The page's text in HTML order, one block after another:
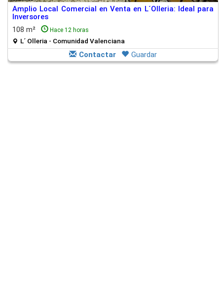
Amplio Local Comercial en Venta en L´Olleria: Ideal para
Inversores
108 m²
Hace 12 horas
L´ Olleria - Comunidad Valenciana
Contactar Guardar